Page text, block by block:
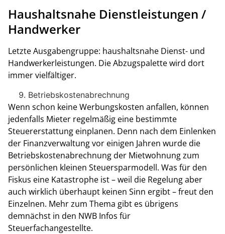
Haushaltsnahe Dienstleistungen /
Handwerker
Letzte Ausgabengruppe: haushaltsnahe Dienst- und
Handwerkerleistungen. Die Abzugspalette wird dort
immer vielfältiger.
Betriebskostenabrechnung
Wenn schon keine Werbungskosten anfallen, können
jedenfalls Mieter regelmäßig eine bestimmte
Steuererstattung einplanen. Denn nach dem Einlenken
der Finanzverwaltung vor einigen Jahren wurde die
Betriebskostenabrechnung der Mietwohnung zum
persönlichen kleinen Steuersparmodell. Was für den
Fiskus eine Katastrophe ist – weil die Regelung aber
auch wirklich überhaupt keinen Sinn ergibt – freut den
Einzelnen. Mehr zum Thema gibt es übrigens
demnächst in den NWB Infos für
Steuerfachangestellte.